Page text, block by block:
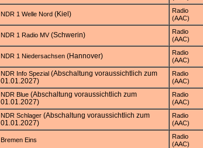
NDR 1 Welle Nord(Kiel)
Radio
(AAC)
NDR 1 Radio MV(Schwerin)
Radio
(AAC)
NDR 1 Niedersachsen(Hannover)
Radio
(AAC)
NDR Info Spezial(Abschaltung voraussichtlich zum
01.01.2027)
Radio
(AAC)
NDR Blue(Abschaltung voraussichtlich zum
01.01.2027)
Radio
(AAC)
NDR Schlager(Abschaltung voraussichtlich zum
01.01.2027)
Radio
(AAC)
Bremen Eins
Radio
(AAC)